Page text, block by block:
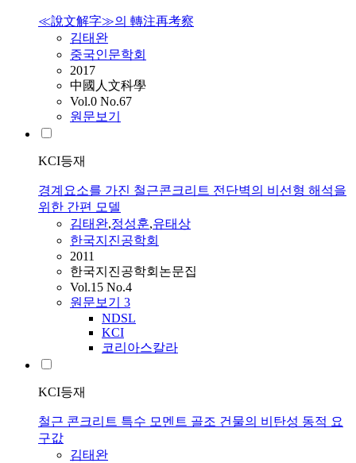
≪說文解字≫의 轉注再考察
김태완
중국인문학회
2017
中國人文科學
Vol.0 No.67
원문보기
KCI등재
경계요소를 가진 철근콘크리트 전단벽의 비선형 해석을
위한 간편 모델
김태완,정성훈,유태상
한국지진공학회
2011
한국지진공학회논문집
Vol.15 No.4
원문보기 3
NDSL
KCI
코리아스칼라
KCI등재
철근 콘크리트 특수 모멘트 골조 건물의 비탄성 동적 요
구값
김태완